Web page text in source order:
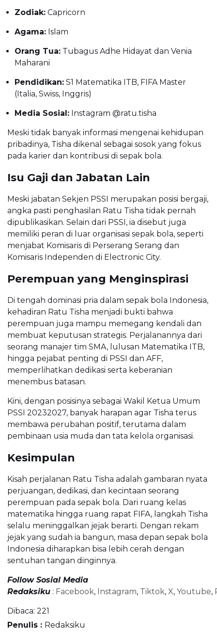
Zodiak: Capricorn
Agama: Islam
Orang Tua: Tubagus Adhe Hidayat dan Venia
Maharani
Pendidikan: S1 Matematika ITB, FIFA Master
(Italia, Swiss, Inggris)
Media Sosial: Instagram @ratu.tisha
Meski tidak banyak informasi mengenai kehidupan
pribadinya, Tisha dikenal sebagai sosok yang fokus
pada karier dan kontribusi di sepak bola.
Isu Gaji dan Jabatan Lain
Meski jabatan Sekjen PSSI merupakan posisi bergaji,
angka pasti penghasilan Ratu Tisha tidak pernah
dipublikasikan. Selain dari PSSI, ia disebut juga
memiliki peran di luar organisasi sepak bola, seperti
menjabat Komisaris di Perserang Serang dan
Komisaris Independen di Electronic City.
Perempuan yang Menginspirasi
Di tengah dominasi pria dalam sepak bola Indonesia,
kehadiran Ratu Tisha menjadi bukti bahwa
perempuan juga mampu memegang kendali dan
membuat keputusan strategis. Perjalanannya dari
seorang manajer tim SMA, lulusan Matematika ITB,
hingga pejabat penting di PSSI dan AFF,
memperlihatkan dedikasi serta keberanian
menembus batasan.
Kini, dengan posisinya sebagai Wakil Ketua Umum
PSSI 20232027, banyak harapan agar Tisha terus
membawa perubahan positif, terutama dalam
pembinaan usia muda dan tata kelola organisasi.
Kesimpulan
Kisah perjalanan Ratu Tisha adalah gambaran nyata
perjuangan, dedikasi, dan kecintaan seorang
perempuan pada sepak bola. Dari ruang kelas
matematika hingga ruang rapat FIFA, langkah Tisha
selalu meninggalkan jejak berarti. Dengan rekam
jejak yang sudah ia bangun, masa depan sepak bola
Indonesia diharapkan bisa lebih cerah dengan
sentuhan tangan dinginnya.
Follow Sosial Media
Redaksiku : Facebook, Instagram, Tiktok, X, Youtube,
Dibaca: 221
Penulis : Redaksiku